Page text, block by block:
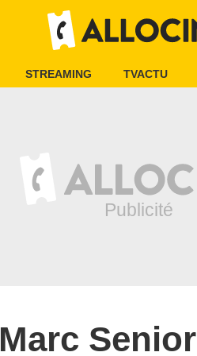
STREAMING TVACTU
Marc Senior